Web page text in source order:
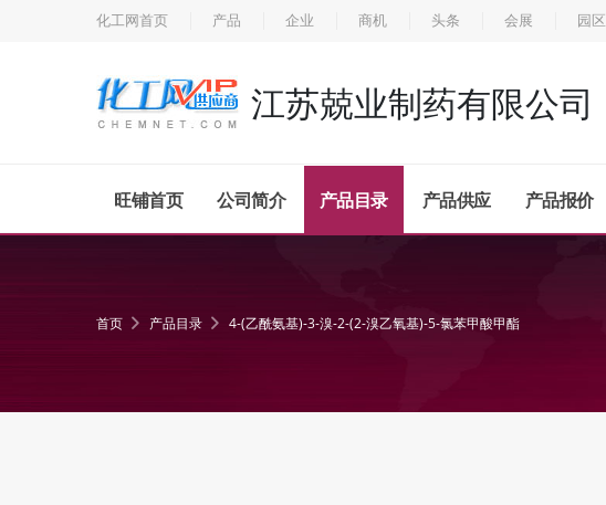
化工网首页 产品 企业 商机 头条 会展 园区
江苏兢业制药有限公司
旺铺首页 公司简介 产品目录 产品供应 产品报价
首页 产品目录 4-(乙酰氨基)-3-溴-2-(2-溴乙氧基)-5-氯苯甲酸甲酯